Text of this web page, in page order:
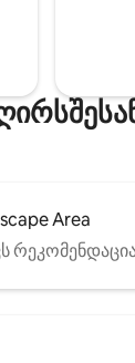
Area